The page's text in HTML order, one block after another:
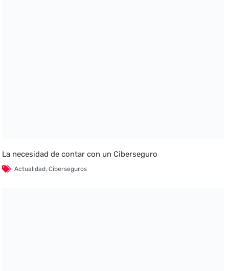
La necesidad de contar con un Ciberseguro
Actualidad,Ciberseguros